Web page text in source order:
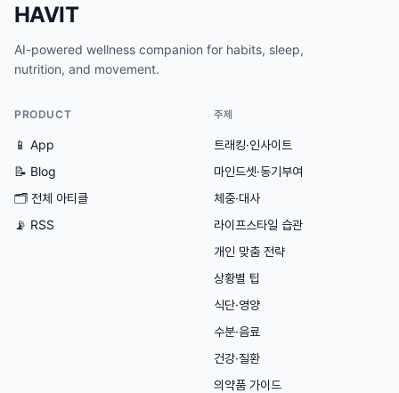
HAVIT
AI-powered wellness companion for habits, sleep,
nutrition, and movement.
PRODUCT
📱 App
📝 Blog
🗂 전체 아티클
📡 RSS
주제
트래킹·인사이트
마인드셋·동기부여
체중·대사
라이프스타일 습관
개인 맞춤 전략
상황별 팁
식단·영양
수분·음료
건강·질환
의약품 가이드